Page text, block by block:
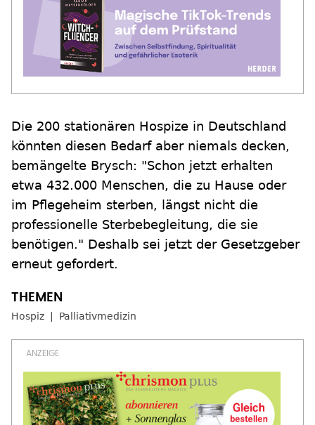
Die 200 stationären Hospize in Deutschland
könnten diesen Bedarf aber niemals decken,
bemängelte Brysch: "Schon jetzt erhalten
etwa 432.000 Menschen, die zu Hause oder
im Pflegeheim sterben, längst nicht die
professionelle Sterbebegleitung, die sie
benötigen." Deshalb sei jetzt der Gesetzgeber
erneut gefordert.
Hospiz Palliativmedizin